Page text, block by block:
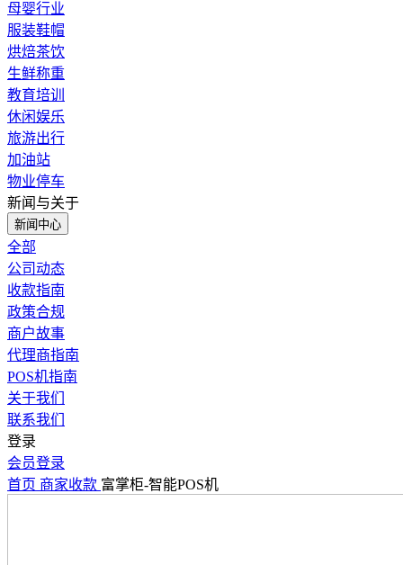
母婴行业
服装鞋帽
烘焙茶饮
生鲜称重
教育培训
休闲娱乐
旅游出行
加油站
物业停车
新闻与关于
新闻中心
全部
公司动态
收款指南
政策合规
商户故事
代理商指南
POS机指南
关于我们
联系我们
登录
会员登录
首页 商家收款 富掌柜-智能POS机